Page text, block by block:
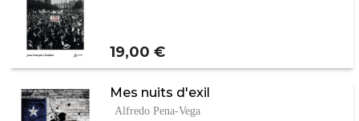
Prix
19,00 €
Mes nuits d'exil
Alfredo Pena-Vega